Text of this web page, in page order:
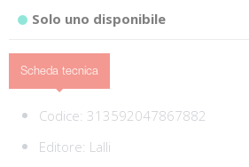
Solo uno disponibile
Scheda tecnica
Codice: 313592047867882
Editore: Lalli